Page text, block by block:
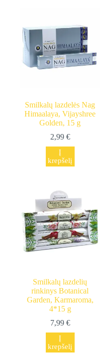
Smilkalų lazdelės Nag
Himaalaya, Vijayshree
Golden, 15 g
2,99 €
Į
krepšelį
Smilkalų lazdelių
rinkinys Botanical
Garden, Karmaroma,
4*15 g
7,99 €
Į
krepšelį